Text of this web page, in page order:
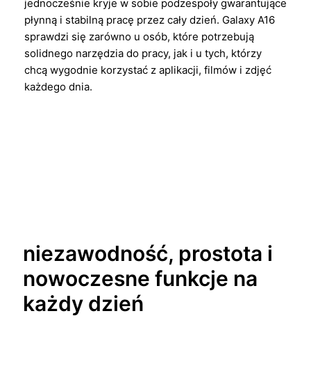
jednocześnie kryje w sobie podzespoły gwarantujące
płynną i stabilną pracę przez cały dzień. Galaxy A16
sprawdzi się zarówno u osób, które potrzebują
solidnego narzędzia do pracy, jak i u tych, którzy
chcą wygodnie korzystać z aplikacji, filmów i zdjęć
każdego dnia.
niezawodność, prostota i
nowoczesne funkcje na
każdy dzień